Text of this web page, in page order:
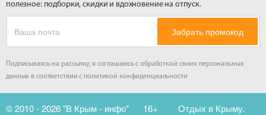
полезное: подборки, скидки и вдохновение на отпуск.
Забрать промокод
Подписываясь на рассылку, я соглашаюсь с обработкой своих персональных
данных в соответствии с политикой конфиденциальности
© 2010 - 2026 "В Крым - инфо" 16+
Отдых в Крыму.